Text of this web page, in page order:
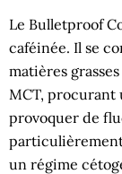
Le Bulletproof
caféinée. Il se
matières
MCT, procurant
provoquer de
particulièrement
un régime